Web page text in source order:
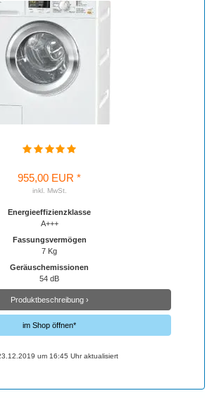
955,00 EUR *
inkl. MwSt.
Energieeffizienzklasse
A+++
Fassungsvermögen
7 Kg
Geräuschemissionen
54 dB
Produktbeschreibung ›
im Shop öffnen*
um 16:45 Uhr aktualisiert